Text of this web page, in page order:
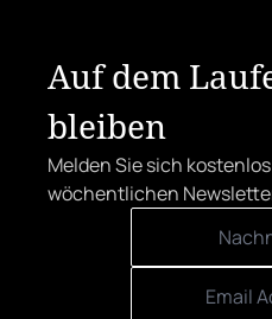
Auf dem
bleiben
Melden Sie sich
wöchentlichen